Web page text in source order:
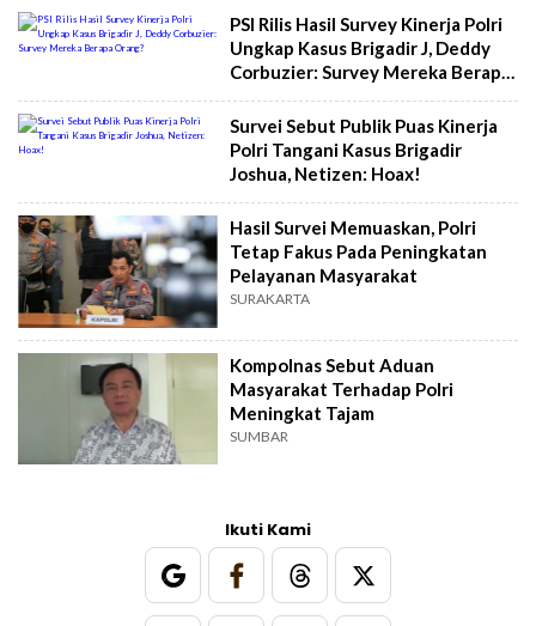
PSI Rilis Hasil Survey Kinerja Polri
Ungkap Kasus Brigadir J, Deddy
Corbuzier: Survey Mereka Berapa
Orang?
Survei Sebut Publik Puas Kinerja
Polri Tangani Kasus Brigadir
Joshua, Netizen: Hoax!
Hasil Survei Memuaskan, Polri
Tetap Fakus Pada Peningkatan
Pelayanan Masyarakat
SURAKARTA
Kompolnas Sebut Aduan
Masyarakat Terhadap Polri
Meningkat Tajam
SUMBAR
Ikuti Kami